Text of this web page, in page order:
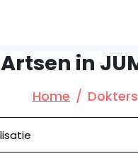
Artsen in
Home Dokters